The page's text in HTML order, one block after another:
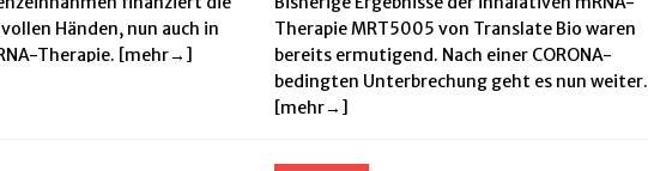
bei CF Leben retten kann ALLGEMEIN
mit N-Chlortaurin (NCT) als Inhalation und Nasenspray
Vertex-CF-Therapie Alyftrek zugelassen CFTR MODULATOREN
Händen, nun auch in
Therapie. [mehr→]
Therapie MRT5005 von Translate Bio waren
bereits ermutigend. Nach einer CORONA-
bedingten Unterbrechung geht es nun weiter.
[mehr→]